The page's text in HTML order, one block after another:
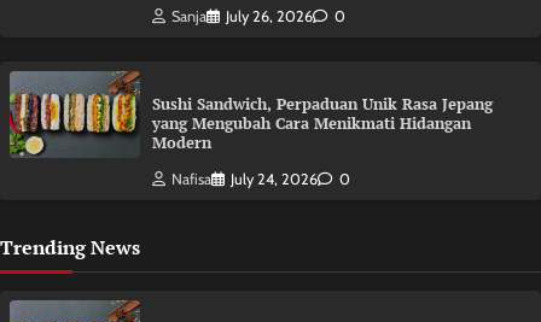
Sanja July 26, 2026 0
Sushi Sandwich, Perpaduan Unik Rasa Jepang
yang Mengubah Cara Menikmati Hidangan
Modern
Nafisa July 24, 2026 0
Trending News